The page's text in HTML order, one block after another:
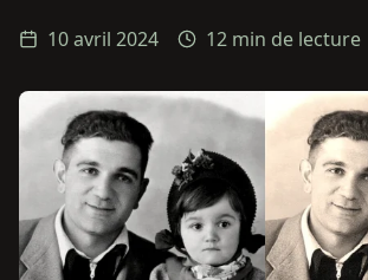
10 avril 2024 12 min de lecture